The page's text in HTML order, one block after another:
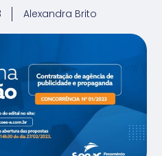
Alexandra Brito